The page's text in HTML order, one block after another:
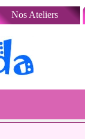
Nos Ateliers